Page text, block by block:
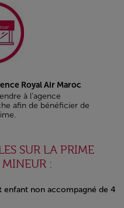
Royal Air Maroc
à l’agence
afin de bénéficier de
SUR LA PRIME
:
enfant non accompagné de 4